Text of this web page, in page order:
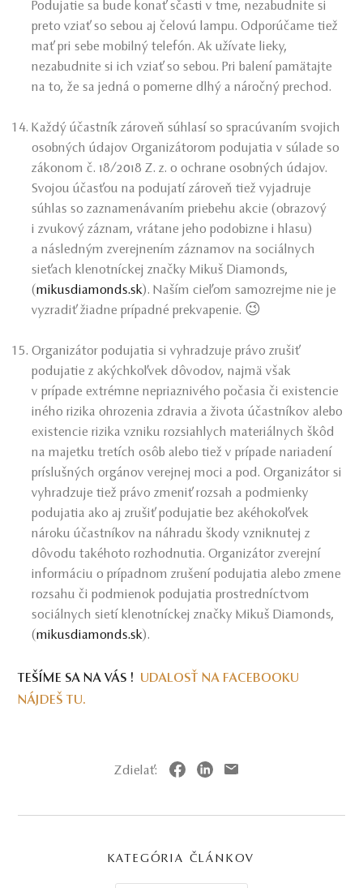
Podujatie sa bude konať sčasti v tme, nezabudnite si
preto vziať so sebou aj čelovú lampu. Odporúčame tiež
mať pri sebe mobilný telefón. Ak užívate lieky,
nezabudnite si ich vziať so sebou. Pri balení pamätajte
na to, že sa jedná o pomerne dlhý a náročný prechod.
Každý účastník zároveň súhlasí so spracúvaním svojich
osobných údajov Organizátorom podujatia v súlade so
zákonom č. 18/2018 Z. z. o ochrane osobných údajov.
Svojou účasťou na podujatí zároveň tiež vyjadruje
súhlas so zaznamenávaním priebehu akcie (obrazový
i zvukový záznam, vrátane jeho podobizne i hlasu)
a následným zverejnením záznamov na sociálnych
sieťach klenotníckej značky Mikuš Diamonds,
(mikusdiamonds.sk). Naším cieľom samozrejme nie je
vyzradiť žiadne prípadné prekvapenie. 😉
Organizátor podujatia si vyhradzuje právo zrušiť
podujatie z akýchkoľvek dôvodov, najmä však
v prípade extrémne nepriaznivého počasia či existencie
iného rizika ohrozenia zdravia a života účastníkov alebo
existencie rizika vzniku rozsiahlych materiálnych škôd
na majetku tretích osôb alebo tiež v prípade nariadení
príslušných orgánov verejnej moci a pod. Organizátor si
vyhradzuje tiež právo zmeniť rozsah a podmienky
podujatia ako aj zrušiť podujatie bez akéhokoľvek
nároku účastníkov na náhradu škody vzniknutej z
dôvodu takéhoto rozhodnutia. Organizátor zverejní
informáciu o prípadnom zrušení podujatia alebo zmene
rozsahu či podmienok podujatia prostredníctvom
sociálnych sietí klenotníckej značky Mikuš Diamonds,
(mikusdiamonds.sk).
TEŠÍME SA NA VÁS !
UDALOSŤ NA FACEBOOKU
NÁJDEŠ TU.
Zdielať:
KATEGÓRIA ČLÁNKOV